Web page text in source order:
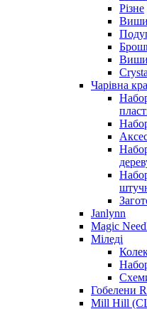
Різне
Чарівна
Janlynn
Magic
Міледі
Гобелени
Mill Hill